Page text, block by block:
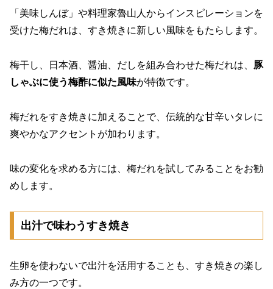
「美味しんぼ」や料理家魯山人からインスピレーションを
受けた梅だれは、すき焼きに新しい風味をもたらします。
梅干し、日本酒、醤油、だしを組み合わせた梅だれは、 豚
しゃぶに使う梅酢に似た風味が特徴です。
梅だれをすき焼きに加えることで、伝統的な甘辛いタレに
爽やかなアクセントが加わります。
味の変化を求める方には、梅だれを試してみることをお勧
めします。
出汁で味わうすき焼き
生卵を使わないで出汁を活用することも、すき焼きの楽し
み方の一つです。